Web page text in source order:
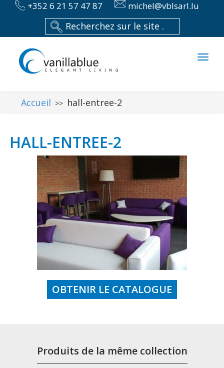
+352 6 21 57 47 87 michel@vblsarl.lu
Accueil >> hall-entree-2
HALL-ENTREE-2
OBTENIR LE CATALOGUE
Produits de la même collection